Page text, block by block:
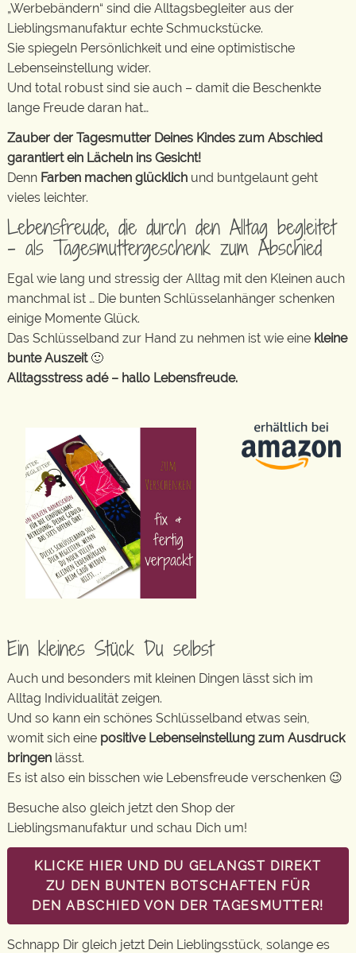
„Werbebändern“ sind die Alltagsbegleiter aus der
Lieblingsmanufaktur echte Schmuckstücke.
Sie spiegeln Persönlichkeit und eine optimistische
Lebenseinstellung wider.
Und total robust sind sie auch – damit die Beschenkte
lange Freude daran hat…
Zauber der Tagesmutter Deines Kindes zum Abschied
garantiert ein Lächeln ins Gesicht!
Denn Farben machen glücklich und buntgelaunt geht
vieles leichter.
Lebensfreude, die durch den Alltag begleitet
– als Tagesmuttergeschenk zum Abschied
Egal wie lang und stressig der Alltag mit den Kleinen auch
manchmal ist … Die bunten Schlüsselanhänger schenken
einige Momente Glück.
Das Schlüsselband zur Hand zu nehmen ist wie eine kleine
bunte Auszeit🙂
Alltagsstress adé – hallo Lebensfreude.
Ein kleines Stück Du selbst
Auch und besonders mit kleinen Dingen lässt sich im
Alltag Individualität zeigen.
Und so kann ein schönes Schlüsselband etwas sein,
womit sich eine positive Lebenseinstellung zum Ausdruck
bringen lässt.
Es ist also ein bisschen wie Lebensfreude verschenken 😉
Besuche also gleich jetzt den Shop der
Lieblingsmanufaktur und schau Dich um!
KLICKE HIER UND DU GELANGST DIREKT
ZU DEN BUNTEN BOTSCHAFTEN FÜR
DEN ABSCHIED VON DER TAGESMUTTER!
Schnapp Dir gleich jetzt Dein Lieblingsstück, solange es